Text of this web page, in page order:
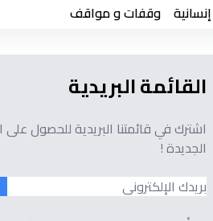
وقفات و مواقف
القائمة البريدية
اشترك في قائمتنا البريدية للحصول على
الجديدة !